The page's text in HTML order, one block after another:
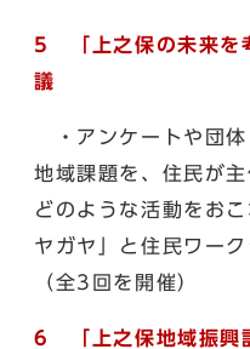
5 「上之保の未来を
議
・アンケートや団体
地域課題を、住民が
どのような活動をお
ヤガヤ」と住民ワー
（全3回を開催）
6 「上之保地域振興